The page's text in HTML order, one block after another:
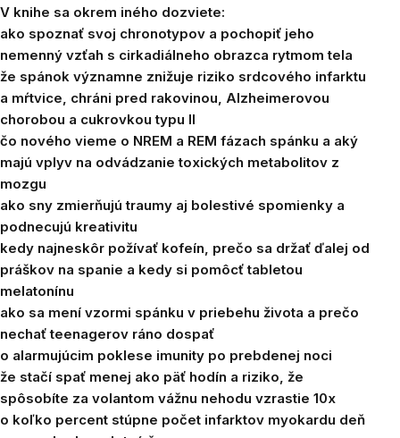
V knihe sa okrem iného dozviete:
ako spoznať svoj chronotypov a pochopiť jeho
nemenný vzťah s cirkadiálneho obrazca rytmom tela
že spánok významne znižuje riziko srdcového infarktu
a mŕtvice, chráni pred rakovinou, Alzheimerovou
chorobou a cukrovkou typu II
čo nového vieme o NREM a REM fázach spánku a aký
majú vplyv na odvádzanie toxických metabolitov z
mozgu
ako sny zmierňujú traumy aj bolestivé spomienky a
podnecujú kreativitu
kedy najneskôr požívať kofeín, prečo sa držať ďalej od
práškov na spanie a kedy si pomôcť tabletou
melatonínu
ako sa mení vzormi spánku v priebehu života a prečo
nechať teenagerov ráno dospať
o alarmujúcim poklese imunity po prebdenej noci
že stačí spať menej ako päť hodín a riziko, že
spôsobíte za volantom vážnu nehodu vzrastie 10x
o koľko percent stúpne počet infarktov myokardu deň